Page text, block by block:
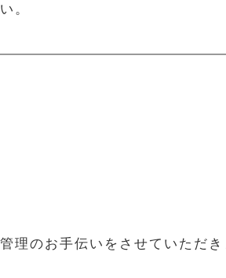
。
理のお手伝いをさせていただき